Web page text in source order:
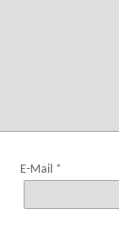
E-Mail *